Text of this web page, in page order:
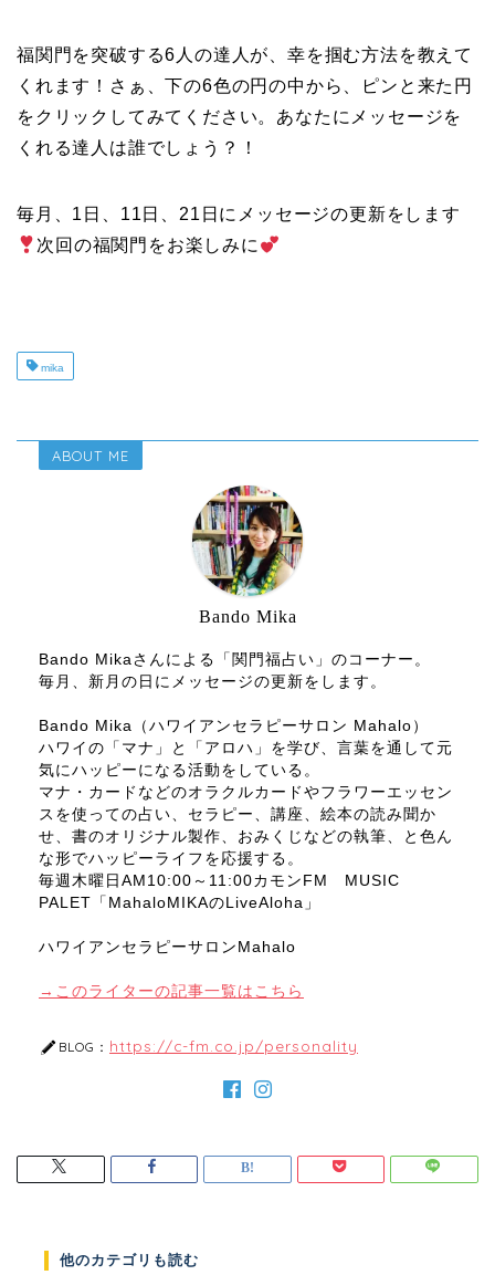
福関門を突破する6人の達人が、幸を掴む方法を教えて
くれます！さぁ、下の6色の円の中から、ピンと来た円
をクリックしてみてください。あなたにメッセージを
くれる達人は誰でしょう？！
毎月、1日、11日、21日にメッセージの更新をします
次回の福関門をお楽しみに
mika
ABOUT ME
Bando Mika
Bando Mikaさんによる「関門福占い」のコーナー。
毎月、新月の日にメッセージの更新をします。
Bando Mika（ハワイアンセラピーサロン Mahalo）
ハワイの「マナ」と「アロハ」を学び、言葉を通して元
気にハッピーになる活動をしている。
マナ・カードなどのオラクルカードやフラワーエッセン
スを使っての占い、セラピー、講座、絵本の読み聞か
せ、書のオリジナル製作、おみくじなどの執筆、と色ん
な形でハッピーライフを応援する。
毎週木曜日AM10:00～11:00カモンFM MUSIC
PALET「MahaloMIKAのLiveAloha」
ハワイアンセラピーサロンMahalo
→このライターの記事一覧はこちら
BLOG： https://c-fm.co.jp/personality
他のカテゴリも読む